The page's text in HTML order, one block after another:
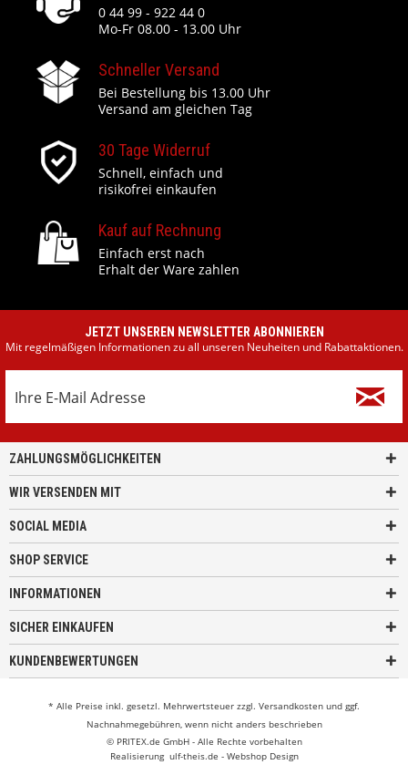
0 44 99 - 922 44 0
Mo-Fr 08.00 - 13.00 Uhr
Schneller Versand
Bei Bestellung bis 13.00 Uhr
Versand am gleichen Tag
30 Tage Widerruf
Schnell, einfach und
risikofrei einkaufen
Kauf auf Rechnung
Einfach erst nach
Erhalt der Ware zahlen
JETZT UNSEREN NEWSLETTER ABONNIEREN
Mit regelmäßigen Informationen zu all unseren Neuheiten und Rabattaktionen.
ZAHLUNGSMÖGLICHKEITEN
WIR VERSENDEN MIT
SOCIAL MEDIA
SHOP SERVICE
INFORMATIONEN
SICHER EINKAUFEN
KUNDENBEWERTUNGEN
* Alle Preise inkl. gesetzl. Mehrwertsteuer zzgl. Versandkosten und ggf.
Nachnahmegebühren, wenn nicht anders beschrieben
© PRITEX.de GmbH - Alle Rechte vorbehalten
Realisierung ulf-theis.de - Webshop Design